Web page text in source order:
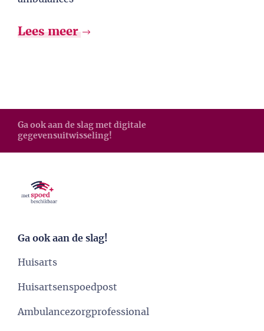
Lees meer
Ga ook aan de slag met digitale
gegevensuitwisseling!
Ga ook aan de slag!
Huisarts
Huisartsenspoedpost
Ambulancezorgprofessional